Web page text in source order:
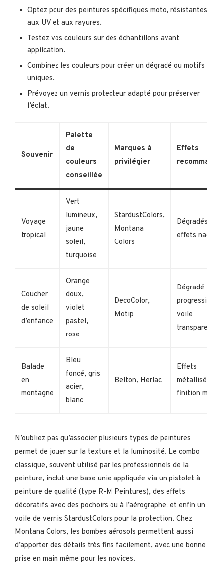
Optez pour des peintures spécifiques moto, résistantes
aux UV et aux rayures.
Testez vos couleurs sur des échantillons avant
application.
Combinez les couleurs pour créer un dégradé ou motifs
uniques.
Prévoyez un vernis protecteur adapté pour préserver
l’éclat.
Souvenir
Palette
de
couleurs
conseillée
Marques à
privilégier
Effets
Voyage
tropical
Vert
lumineux,
jaune
soleil,
turquoise
StardustColors,
Montana
Colors
Dégradés,
effets nacrés
Coucher
de soleil
d’enfance
Orange
doux,
violet
pastel,
rose
DecoColor,
Motip
Dégradé
progressif,
voile
transparent
Balade
en
montagne
Bleu
foncé, gris
acier,
blanc
Belton, Herlac
Effets
métallisés,
finition mate
N’oubliez pas qu’associer plusieurs types de peintures
permet de jouer sur la texture et la luminosité. Le combo
classique, souvent utilisé par les professionnels de la
peinture, inclut une base unie appliquée via un pistolet à
peinture de qualité (type R-M Peintures), des effets
décoratifs avec des pochoirs ou à l’aérographe, et enfin un
voile de vernis StardustColors pour la protection. Chez
Montana Colors, les bombes aérosols permettent aussi
d’apporter des détails très fins facilement, avec une bonne
prise en main même pour les novices.